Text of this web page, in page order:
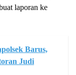
laporan ke
Barus,
Judi